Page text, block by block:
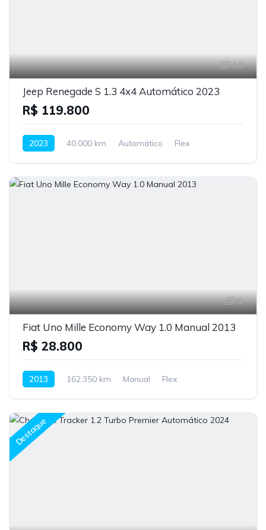
10
Jeep Renegade S 1.3 4x4 Automático 2023
R$ 119.800
2023 40.000 km Automático Flex
9
Fiat Uno Mille Economy Way 1.0 Manual 2013
R$ 28.800
2013 162.350 km Manual Flex
Destaque